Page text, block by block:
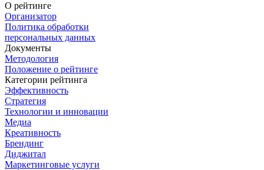
О рейтинге
Организатор
Политика обработки
персональных данных
Документы
Методология
Положение о рейтинге
Категории рейтинга
Эффективность
Стратегия
Технологии и инновации
Медиа
Креативность
Брендинг
Диджитал
Маркетинговые услуги